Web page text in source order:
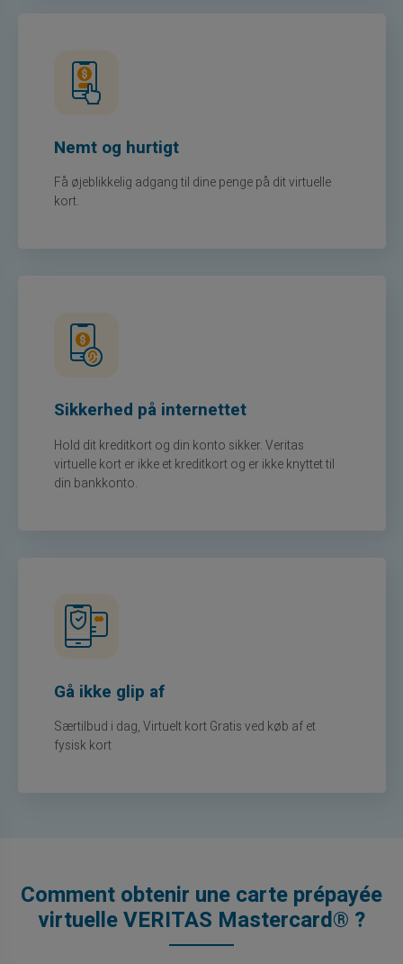
Nemt og hurtigt
Få øjeblikkelig adgang til dine penge på dit virtuelle
kort.
Sikkerhed på internettet
Hold dit kreditkort og din konto sikker. Veritas
virtuelle kort er ikke et kreditkort og er ikke knyttet til
din bankkonto.
Gå ikke glip af
Særtilbud i dag, Virtuelt kort Gratis ved køb af et
fysisk kort
Comment obtenir une carte prépayée
virtuelle VERITAS Mastercard® ?